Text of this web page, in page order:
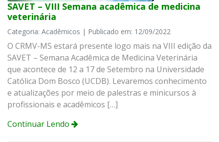
SAVET – VIII Semana acadêmica de medicina
veterinária
Categoria: Acadêmicos | Publicado em: 12/09/2022
O CRMV-MS estará presente logo mais na VIII edição da
SAVET – Semana Acadêmica de Medicina Veterinária
que acontece de 12 a 17 de Setembro na Universidade
Católica Dom Bosco (UCDB). Levaremos conhecimento
e atualizações por meio de palestras e minicursos à
profissionais e acadêmicos […]
Continuar Lendo